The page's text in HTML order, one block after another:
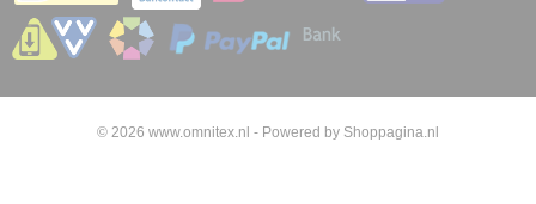
© 2026 www.omnitex.nl - Powered by Shoppagina.nl